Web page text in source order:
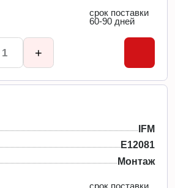
срок поставки
60-90 дней
+
IFM
E12081
Монтаж